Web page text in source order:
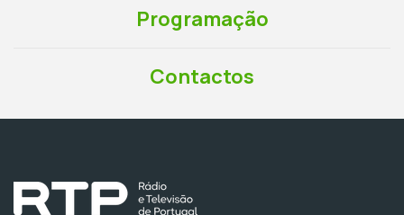
Programação
Contactos